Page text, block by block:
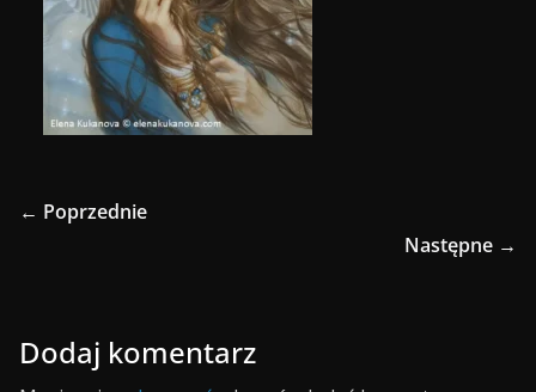
← Poprzednie
Następne →
Dodaj komentarz